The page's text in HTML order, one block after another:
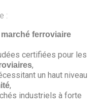
:
marché ferroviaire
certifiées pour les
,
un haut niveau
,
industriels à forte